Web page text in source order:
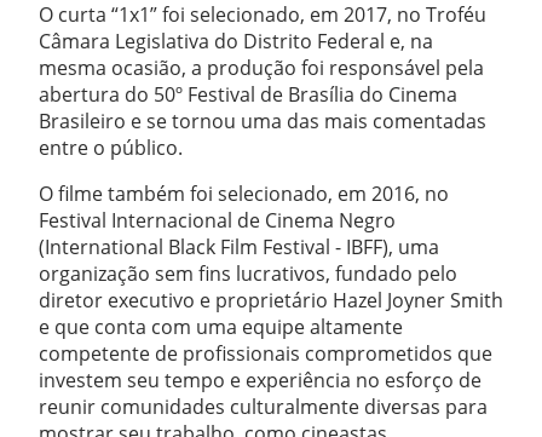
O curta “1x1” foi selecionado, em 2017, no Troféu
Câmara Legislativa do Distrito Federal e, na
mesma ocasião, a produção foi responsável pela
abertura do 50º Festival de Brasília do Cinema
Brasileiro e se tornou uma das mais comentadas
entre o público.
O filme também foi selecionado, em 2016, no
Festival Internacional de Cinema Negro
(International Black Film Festival - IBFF), uma
organização sem fins lucrativos, fundado pelo
diretor executivo e proprietário Hazel Joyner Smith
e que conta com uma equipe altamente
competente de profissionais comprometidos que
investem seu tempo e experiência no esforço de
reunir comunidades culturalmente diversas para